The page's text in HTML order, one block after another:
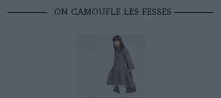
ON CAMOUFLE LES FESSES